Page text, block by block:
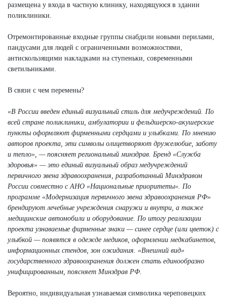
размещена у входа в частную клинику, находящуюся в здании
поликлиники.
Отремонтированные входные группы снабдили новыми перилами,
пандусами для людей с ограниченными возможностями,
антискользящими накладками на ступеньки, современными
светильниками.
В связи с чем перемены?
«В России введен единый визуальный стиль для медучреждений. По
всей стране поликлиники, амбулатории и фельдшерско-акушерские
пункты оформляют фирменными сердцами и улыбками. По мнению
авторов проекта, эти символы олицетворяют дружелюбие, заботу
и тепло», — поясняет региональный минздрав. Бренд «Служба
здоровья» — это единый визуальный образ медучреждений
первичного звена здравоохранения, разработанный Минздравом
России совместно с АНО «Национальные приоритеты». По
программе «Модернизация первичного звена здравоохранения РФ»
брендируют лечебные учреждения снаружи и внутри, а также
медицинские автомобили и оборудование. По итогу реализации
проекта узнаваемые фирменные знаки — синее сердце (или цветок) с
улыбкой — появятся в одежде медиков, оформлении медкабинетов,
информационных стендов, зон ожидания. «Внешний вид»
государственного здравоохранения должен стать единообразно
унифицированным, поясняет Минздрав РФ.
Вероятно, индивидуальная узнаваемая символика череповецких